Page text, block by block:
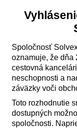
Spoločnosť
oznamuje, že dňa
cestovná
neschopnosti a
záväzky voči
Toto rozhodnutie
dostupných
spoločnosti.